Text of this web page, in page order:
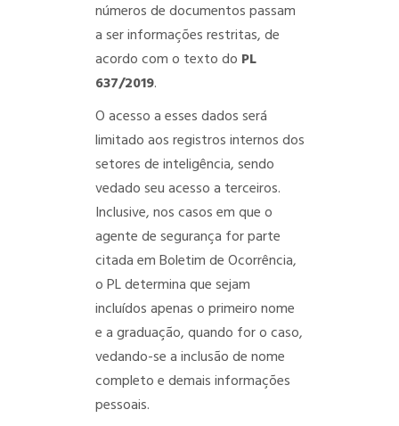
números de documentos passam
a ser informações restritas, de
acordo com o texto do PL
637/2019.
O acesso a esses dados será
limitado aos registros internos dos
setores de inteligência, sendo
vedado seu acesso a terceiros.
Inclusive, nos casos em que o
agente de segurança for parte
citada em Boletim de Ocorrência,
o PL determina que sejam
incluídos apenas o primeiro nome
e a graduação, quando for o caso,
vedando-se a inclusão de nome
completo e demais informações
pessoais.